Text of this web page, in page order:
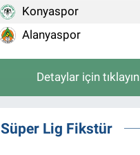
Konyaspor
Alanyaspor
Detaylar için tıklayın
Süper Lig Fikstür